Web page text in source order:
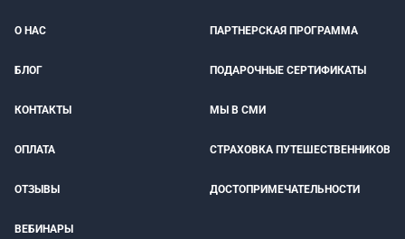
О НАС ПАРТНЕРСКАЯ ПРОГРАММА
БЛОГ ПОДАРОЧНЫЕ СЕРТИФИКАТЫ
КОНТАКТЫ МЫ В СМИ
ОПЛАТА СТРАХОВКА ПУТЕШЕСТВЕННИКОВ
ОТЗЫВЫ ДОСТОПРИМЕЧАТЕЛЬНОСТИ
ВЕБИНАРЫ